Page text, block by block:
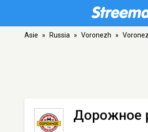
Asie » Russia » Voronezh »
Дорожное